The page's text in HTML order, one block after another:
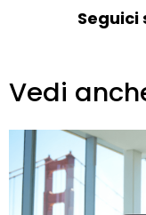
Seguici
Vedi